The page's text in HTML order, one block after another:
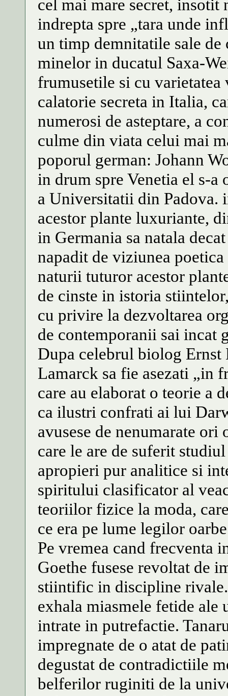
cel mai mare secret, insotit
indrepta spre „tara unde
un timp demnitatile sale
minelor in ducatul Saxa-
frumusetile si cu
calatorie secreta in Italia,
numerosi de asteptare, a
culme din viata celui mai
poporul german: Johann
in drum spre Venetia el s-
a Universitatii din
acestor plante luxuriante,
in Germania sa natala
napadit de viziunea
naturii tuturor acestor
de cinste in istoria
cu privire la dezvoltarea
de contemporanii sai incat
Dupa celebrul biolog Ernst
Lamarck sa fie asezati „in
care au elaborat o teorie a
ca ilustri confrati ai lui
avusese de nenumarate
care le are de suferit
apropieri pur analitice si
spiritului clasificator al
teoriilor fizice la moda,
ce era pe lume legilor
Pe vremea cand frecventa
Goethe fusese revoltat de
stiintific in discipline
exhala miasmele fetide ale
intrate in putrefactie.
impregnate de o atat de
degustat de contradictiile
belferilor ruginiti de la